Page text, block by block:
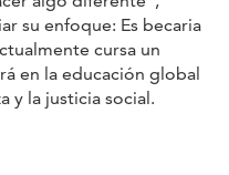
su enfoque: Es becaria
cursa un
en la educación global
y la justicia social.